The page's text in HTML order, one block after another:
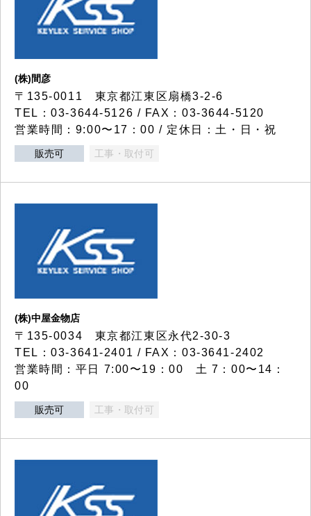
(株)間彦
〒135-0011 東京都江東区扇橋3-2-6
TEL：03-3644-5126 / FAX：03-3644-5120
営業時間：9:00〜17：00 / 定休日：土・日・祝
販売可 工事・取付可
(株)中屋金物店
〒135-0034 東京都江東区永代2-30-3
TEL：03-3641-2401 / FAX：03-3641-2402
営業時間：平日 7:00〜19：00 土 7：00〜14：
00
販売可 工事・取付可